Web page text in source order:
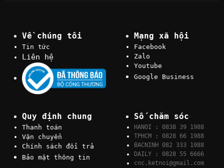
Về chúng tôi
Tin tức
Liên hệ
Mạng xã hội
Facebook
Zalo
Youtube
Google Business
Quy định chung
Thanh toán
Vận chuyển
Chính sách đổi trả
Bảo mật thông tin
Số chăm sóc
HANOI : 0838 39 1988
TPHCM : 0828 66 1988
BACNINH 082 333 1988
DAILY : 0828 55 6666
cnc.ketnoi@gmail.com